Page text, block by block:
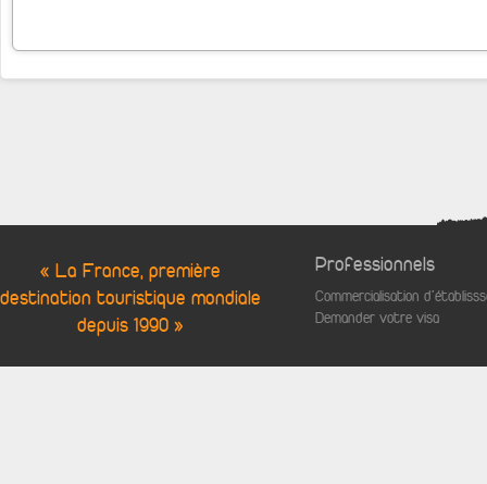
« La France, première
destination touristique mondiale
depuis 1990 »
Professionnels
Commercialisation
Demander votre visa